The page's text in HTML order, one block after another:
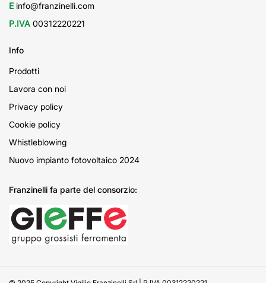
E info@franzinelli.com
P.IVA 00312220221
Info
Prodotti
Lavora con noi
Privacy policy
Cookie policy
Whistleblowing
Nuovo impianto fotovoltaico 2024
Franzinelli fa parte del consorzio: